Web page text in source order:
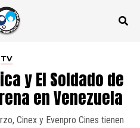
TV
y El Soldado de
en Venezuela
Cinex y Evenpro Cines tienen